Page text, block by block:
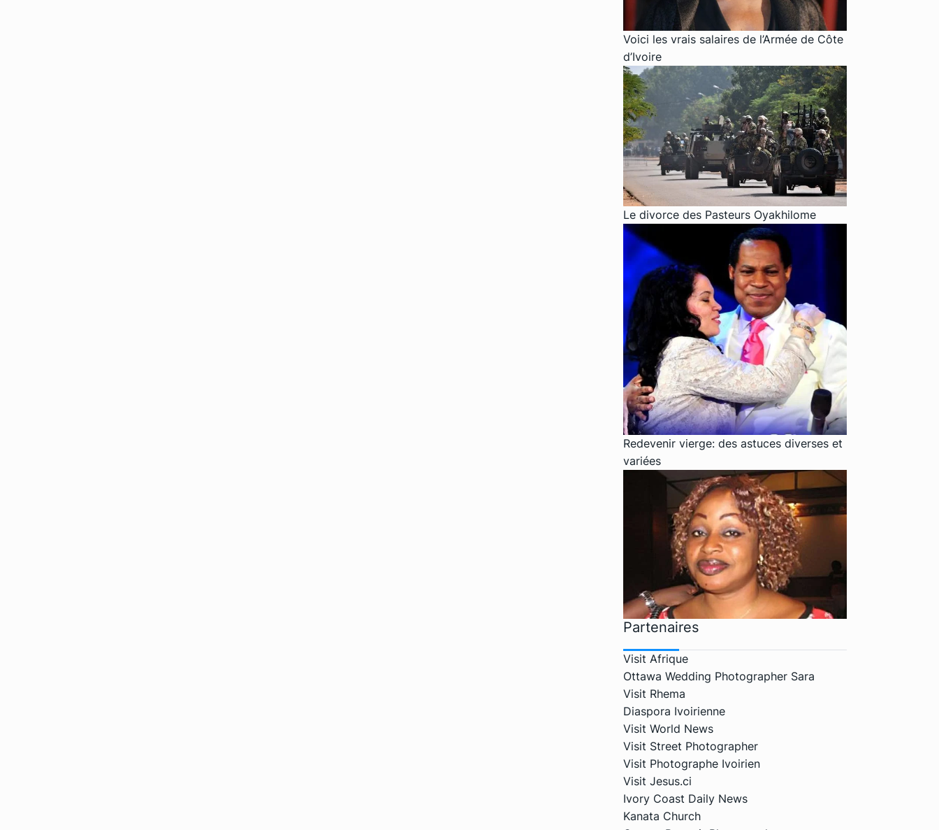
Voici les vrais salaires de l’Armée de Côte
d’Ivoire
Le divorce des Pasteurs Oyakhilome
Redevenir vierge: des astuces diverses et
variées
Partenaires
Visit Afrique
Ottawa Wedding Photographer Sara
Visit Rhema
Diaspora Ivoirienne
Visit World News
Visit Street Photographer
Visit Photographe Ivoirien
Visit Jesus.ci
Ivory Coast Daily News
Kanata Church